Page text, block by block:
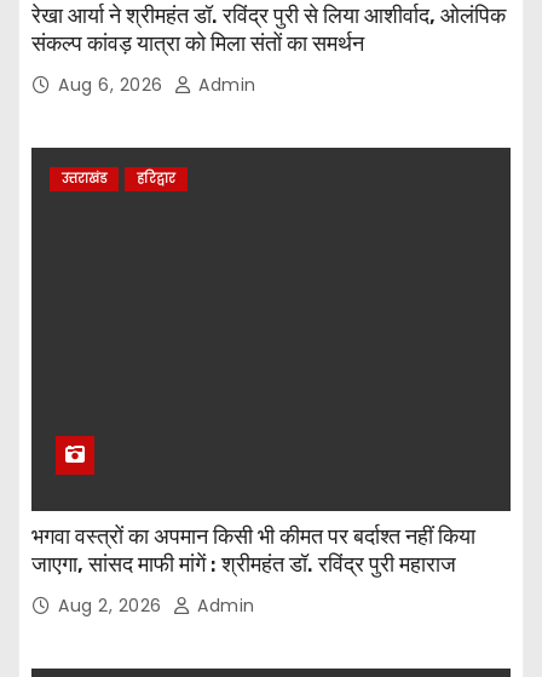
रेखा आर्या ने श्रीमहंत डॉ. रविंद्र पुरी से लिया आशीर्वाद, ओलंपिक
संकल्प कांवड़ यात्रा को मिला संतों का समर्थन
Aug 6, 2026 Admin
उत्तराखंड हरिद्वार
भगवा वस्त्रों का अपमान किसी भी कीमत पर बर्दाश्त नहीं किया
जाएगा, सांसद माफी मांगें : श्रीमहंत डॉ. रविंद्र पुरी महाराज
Aug 2, 2026 Admin